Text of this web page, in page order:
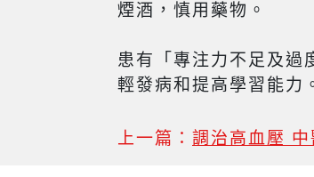
煙酒，慎用藥物。
患有「專注力不足及過
輕發病和提高學習能力
上一篇： 調治高血壓 中